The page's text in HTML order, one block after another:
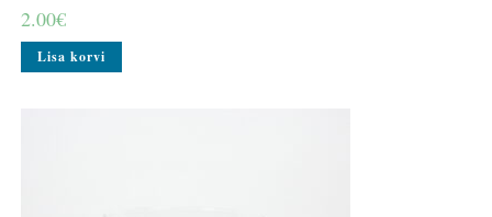
2.00€
Lisa korvi